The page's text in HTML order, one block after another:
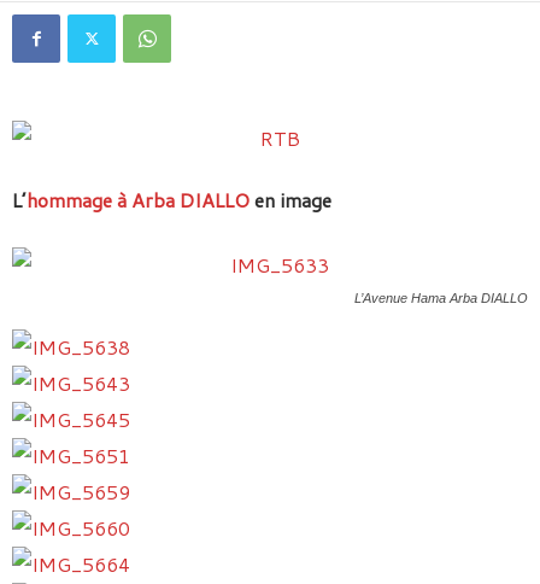
L’hommage à Arba DIALLOen image
L’Avenue Hama Arba DIALLO